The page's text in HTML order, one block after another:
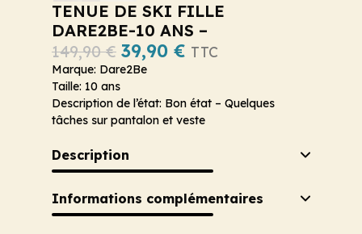
TENUE DE SKI FILLE
DARE2BE-10 ANS –
149,90€ 39,90 € TTC
Marque: Dare2Be
Taille: 10 ans
Description de l’état: Bon état – Quelques
tâches sur pantalon et veste
Description
Informations complémentaires